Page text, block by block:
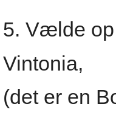
5. Vælde
Vintonia,
(det er en